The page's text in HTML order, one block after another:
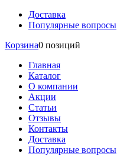
Доставка
Популярные вопросы
Корзина0 позиций
Главная
Каталог
О компании
Акции
Статьи
Отзывы
Контакты
Доставка
Популярные вопросы